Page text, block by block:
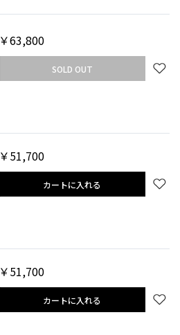
￥63,800
SOLD OUT
￥51,700
カートに入れる
￥51,700
カートに入れる